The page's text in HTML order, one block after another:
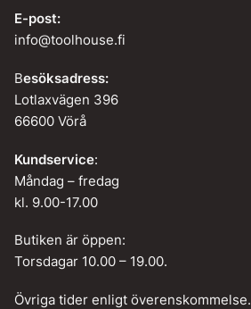
E-post:
info@toolhouse.fi
Besöksadress:
Lotlaxvägen 396
66600 Vörå
Kundservice:
Måndag – fredag
kl. 9.00-17.00
Butiken är öppen:
Torsdagar 10.00 – 19.00.
Övriga tider enligt överenskommelse.